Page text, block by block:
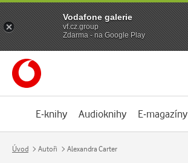
E-knihy Audioknihy E-magazíny
Úvod Autoři Alexandra Carter
Vodafone galerie
vf.cz.group
Zdarma - na Google Play